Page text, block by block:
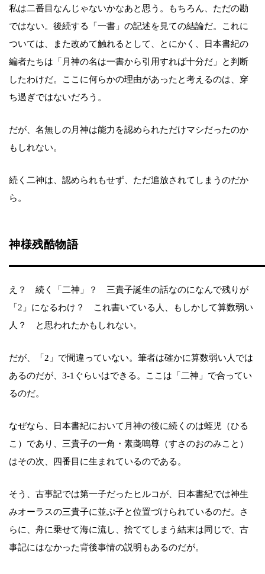
私は二番目なんじゃないかなあと思う。もちろん、ただの勘
ではない。後続する「一書」の記述を見ての結論だ。これに
ついては、また改めて触れるとして、とにかく、日本書紀の
編者たちは「月神の名は一書から引用すれば十分だ」と判断
したわけだ。ここに何らかの理由があったと考えるのは、穿
ち過ぎではないだろう。
だが、名無しの月神は能力を認められただけマシだったのか
もしれない。
続く二神は、認められもせず、ただ追放されてしまうのだか
ら。
神様残酷物語
え？ 続く「二神」？ 三貴子誕生の話なのになんで残りが
「2」になるわけ？ これ書いている人、もしかして算数弱い
人？ と思われたかもしれない。
だが、「2」で間違っていない。筆者は確かに算数弱い人では
あるのだが、3-1ぐらいはできる。ここは「二神」で合ってい
るのだ。
なぜなら、日本書紀において月神の後に続くのは蛭児（ひる
こ）であり、三貴子の一角・素戔嗚尊（すさのおのみこと）
はその次、四番目に生まれているのである。
そう、古事記では第一子だったヒルコが、日本書紀では神生
みオーラスの三貴子に並ぶ子と位置づけられているのだ。さ
らに、舟に乗せて海に流し、捨ててしまう結末は同じで、古
事記にはなかった背後事情の説明もあるのだが。